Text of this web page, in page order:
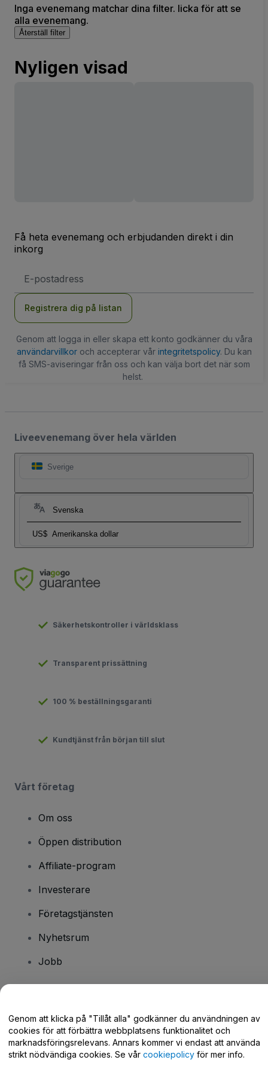
Inga evenemang matchar dina filter. licka för att se
alla evenemang.
Återställ filter
Nyligen visad
Få heta evenemang och erbjudanden direkt i din
inkorg
postadress
Registrera dig på listan
Genom att logga in eller skapa ett konto godkänner du våra
användarvillkoroch accepterar vår integritetspolicy. Du kan
få SMS-aviseringar från oss och kan välja bort det när som
helst.
Liveevenemang över hela världen
Sverige
Svenska
US$ Amerikanska dollar
Säkerhetskontroller i världsklass
Transparent prissättning
100 % beställningsgaranti
Kundtjänst från början till slut
Vårt företag
Om oss
Öppen distribution
Affiliate-program
Investerare
Företagstjänsten
Nyhetsrum
Jobb
Hjälpcenter / Kontakta oss
Genom att klicka på "Tillåt alla" godkänner du användningen av
cookies för att förbättra webbplatsens funktionalitet och
marknadsföringsrelevans. Annars kommer vi endast att använda
strikt nödvändiga cookies. Se vår cookiepolicy för mer info.